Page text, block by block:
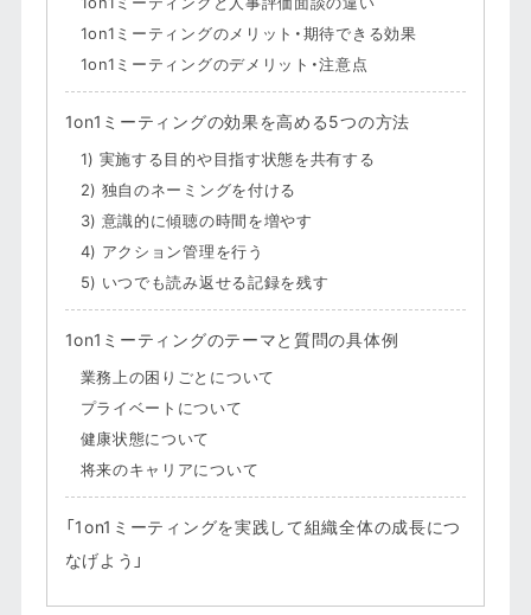
1on1ミーティングのメリット・期待できる効果
1on1ミーティングのデメリット・注意点
1on1ミーティングの効果を高める5つの方法
1) 実施する目的や目指す状態を共有する
2) 独自のネーミングを付ける
3) 意識的に傾聴の時間を増やす
4) アクション管理を行う
5) いつでも読み返せる記録を残す
1on1ミーティングのテーマと質問の具体例
業務上の困りごとについて
プライベートについて
健康状態について
将来のキャリアについて
「1on1ミーティングを実践して組織全体の成長につ
なげよう」